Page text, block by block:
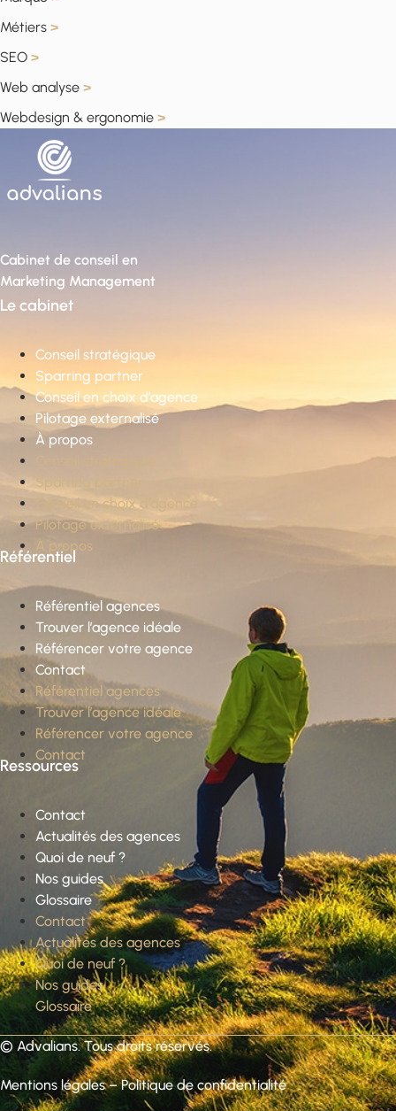
Métiers >
SEO >
Web analyse >
Webdesign & ergonomie >
Cabinet de conseil en
Marketing Management
Le cabinet
Conseil stratégique
Sparring partner
Conseil en choix d’agence
Pilotage externalisé
À propos
Conseil stratégique
Sparring partner
Conseil en choix d’agence
Pilotage externalisé
À propos
Référentiel
Référentiel agences
Trouver l’agence idéale
Référencer votre agence
Contact
Référentiel agences
Trouver l’agence idéale
Référencer votre agence
Contact
Ressources
Contact
Actualités des agences
Quoi de neuf ?
Nos guides
Glossaire
Contact
Actualités des agences
Quoi de neuf ?
Nos guides
Glossaire
© Advalians. Tous droits réservés.
Mentions légales–Politique de confidentialité